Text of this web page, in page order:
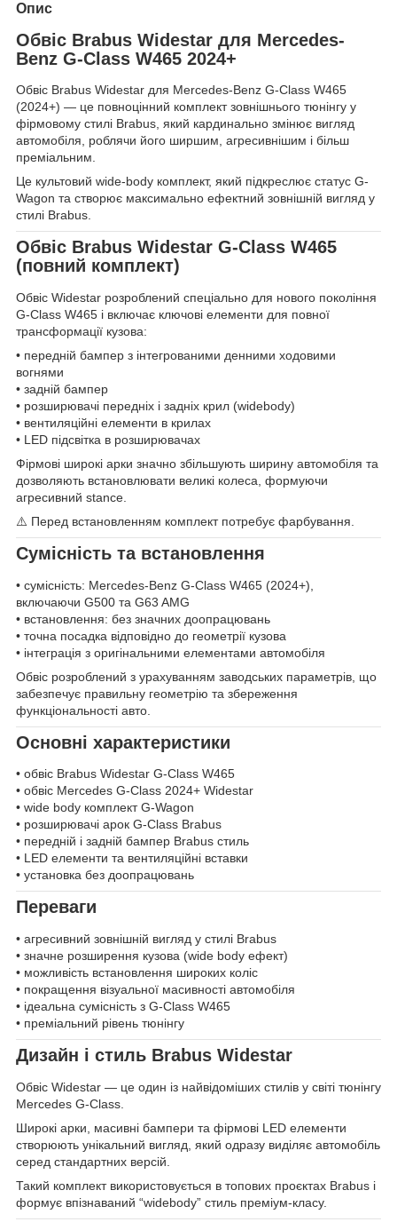
Опис
Обвіс Brabus Widestar для Mercedes-
Benz G-Class W465 2024+
Обвіс Brabus Widestar для Mercedes-Benz G-Class W465
(2024+) — це повноцінний комплект зовнішнього тюнінгу у
фірмовому стилі Brabus, який кардинально змінює вигляд
автомобіля, роблячи його ширшим, агресивнішим і більш
преміальним.
Це культовий wide-body комплект, який підкреслює статус G-
Wagon та створює максимально ефектний зовнішній вигляд у
стилі Brabus.
Обвіс Brabus Widestar G-Class W465
(повний комплект)
Обвіс Widestar розроблений спеціально для нового покоління
G-Class W465 і включає ключові елементи для повної
трансформації кузова:
• передній бампер з інтегрованими денними ходовими
вогнями
• задній бампер
• розширювачі передніх і задніх крил (widebody)
• вентиляційні елементи в крилах
• LED підсвітка в розширювачах
Фірмові широкі арки значно збільшують ширину автомобіля та
дозволяють встановлювати великі колеса, формуючи
агресивний stance.
⚠️ Перед встановленням комплект потребує фарбування.
Сумісність та встановлення
• сумісність: Mercedes-Benz G-Class W465 (2024+),
включаючи G500 та G63 AMG
• встановлення: без значних доопрацювань
• точна посадка відповідно до геометрії кузова
• інтеграція з оригінальними елементами автомобіля
Обвіс розроблений з урахуванням заводських параметрів, що
забезпечує правильну геометрію та збереження
функціональності авто.
Основні характеристики
• обвіс Brabus Widestar G-Class W465
• обвіс Mercedes G-Class 2024+ Widestar
• wide body комплект G-Wagon
• розширювачі арок G-Class Brabus
• передній і задній бампер Brabus стиль
• LED елементи та вентиляційні вставки
• установка без доопрацювань
Переваги
• агресивний зовнішній вигляд у стилі Brabus
• значне розширення кузова (wide body ефект)
• можливість встановлення широких коліс
• покращення візуальної масивності автомобіля
• ідеальна сумісність з G-Class W465
• преміальний рівень тюнінгу
Дизайн і стиль Brabus Widestar
Обвіс Widestar — це один із найвідоміших стилів у світі тюнінгу
Mercedes G-Class.
Широкі арки, масивні бампери та фірмові LED елементи
створюють унікальний вигляд, який одразу виділяє автомобіль
серед стандартних версій.
Такий комплект використовується в топових проєктах Brabus і
формує впізнаваний “widebody” стиль преміум-класу.